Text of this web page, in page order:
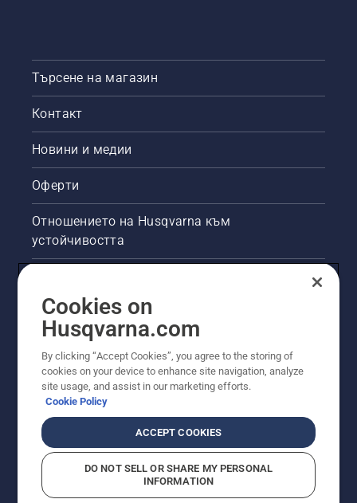
Търсене на магазин
Контакт
Новини и медии
Оферти
Отношението на Husqvarna към
устойчивостта
Други сайтове на Husqvarna
© Husqvarna AB (публ). Всички права запазени.
Cookies on
Husqvarna.com
By clicking “Accept Cookies”, you agree to the storing of
cookies on your device to enhance site navigation, analyze
site usage, and assist in our marketing efforts.
Cookie Policy
ACCEPT COOKIES
DO NOT SELL OR SHARE MY PERSONAL
INFORMATION